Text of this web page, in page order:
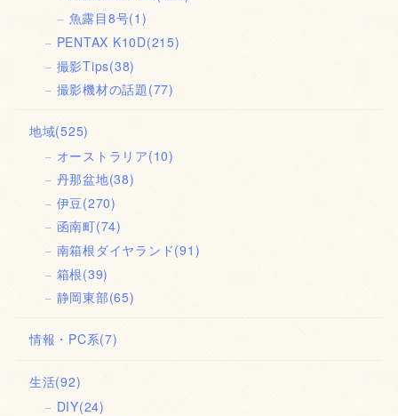
魚露目8号(1)
PENTAX K10D(215)
撮影Tips(38)
撮影機材の話題(77)
地域(525)
オーストラリア(10)
丹那盆地(38)
伊豆(270)
函南町(74)
南箱根ダイヤランド(91)
箱根(39)
静岡東部(65)
情報・PC系(7)
生活(92)
DIY(24)